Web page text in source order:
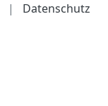
| Datenschutz